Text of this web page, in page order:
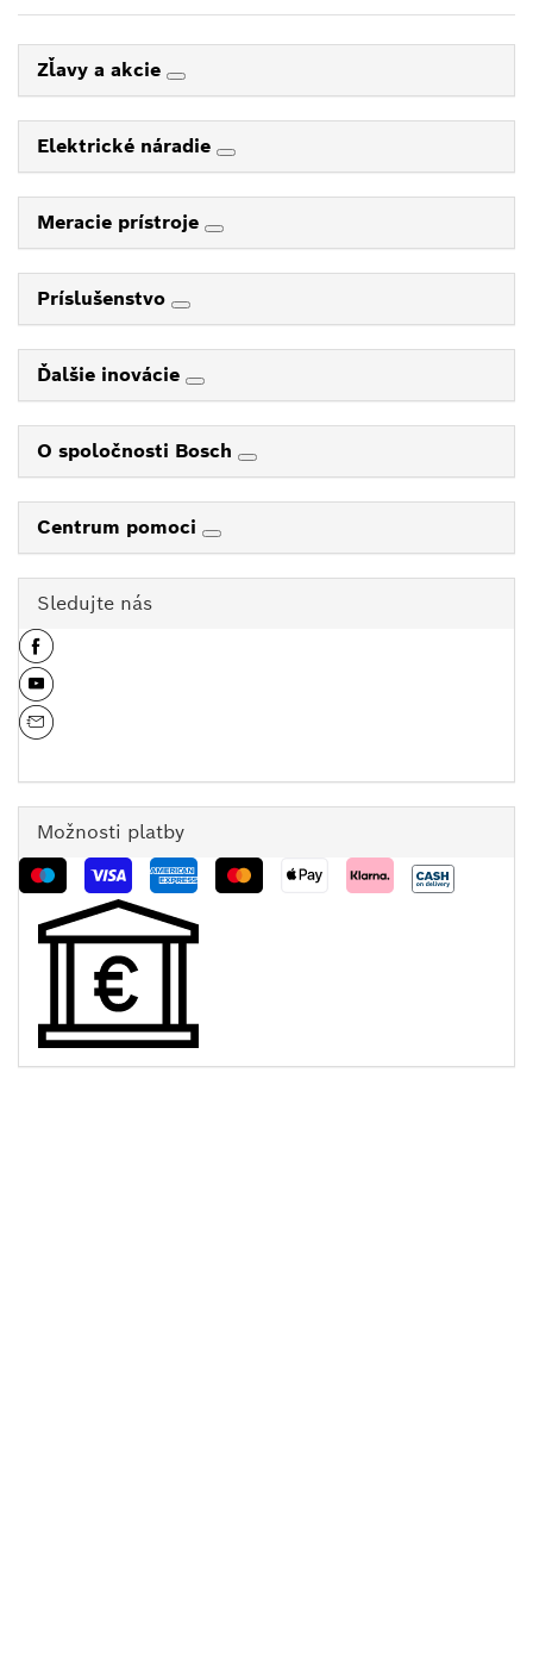
Zľavy a akcie
Elektrické náradie
Meracie prístroje
Príslušenstvo
Ďalšie inovácie
O spoločnosti Bosch
Centrum pomoci
Sledujte nás
Možnosti platby